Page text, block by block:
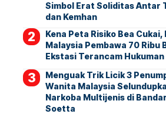
Simbol Erat Soliditas Antar
dan Kemhan
Kena Peta Risiko Bea Cukai,
Malaysia Pembawa 70 Ribu
Ekstasi Terancam
Menguak Trik Licik 3
Wanita Malaysia
Narkoba Multijenis di
Soetta